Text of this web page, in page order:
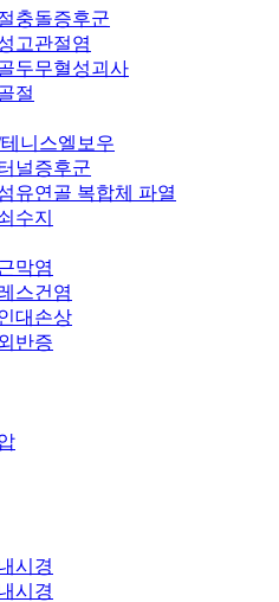
충돌증후군
고관절염
두무혈성괴사
절
니스엘보우
널증후군
유연골 복합체 파열
수지
막염
스건염
대손상
반증
시경
시경